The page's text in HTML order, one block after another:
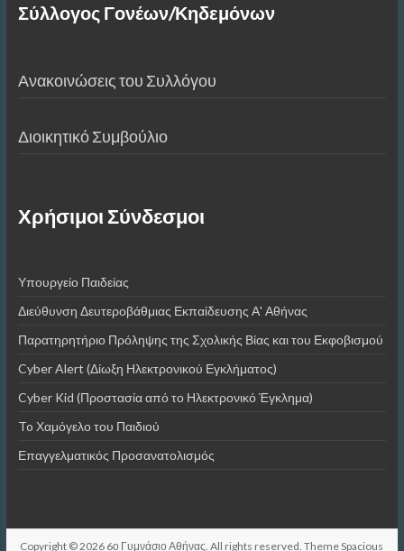
Σύλλογος Γονέων/Κηδεμόνων
Ανακοινώσεις του Συλλόγου
Διοικητικό Συμβούλιο
Χρήσιμοι Σύνδεσμοι
Υπουργείο Παιδείας
Διεύθυνση Δευτεροβάθμιας Εκπαίδευσης Α' Αθήνας
Παρατηρητήριο Πρόληψης της Σχολικής Βίας και του Εκφοβισμού
Cyber Alert (Δίωξη Ηλεκτρονικού Εγκλήματος)
Cyber Kid (Προστασία από το Ηλεκτρονικό Έγκλημα)
To Χαμόγελο του Παιδιού
Επαγγελματικός Προσανατολισμός
Copyright © 2026 6ο Γυμνάσιο Αθήνας . All rights reserved. ThemeSpacious